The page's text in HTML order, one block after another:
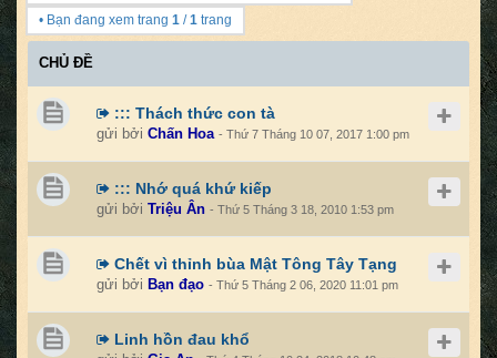
• Bạn đang xem trang 1 /1 trang
CHỦ ĐỀ
::: Thách thức con tà
gửi bởi Chấn Hoa - Thứ 7 Tháng 10 07, 2017 1:00 pm
::: Nhớ quá khứ kiếp
gửi bởi Triệu Ân - Thứ 5 Tháng 3 18, 2010 1:53 pm
Chết vì thỉnh bùa Mật Tông Tây Tạng
gửi bởi Bạn đạo - Thứ 5 Tháng 2 06, 2020 11:01 pm
Linh hồn đau khổ